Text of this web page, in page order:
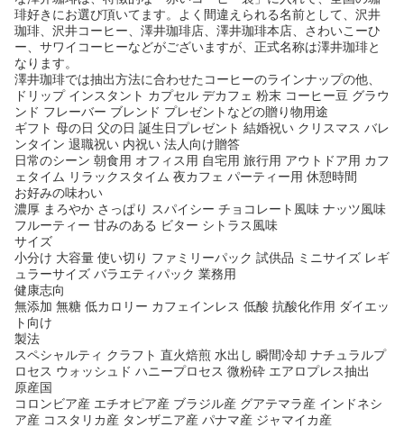
琲好きにお選び頂いてます。よく間違えられる名前として、沢井
珈琲、沢井コーヒー、澤井珈琲店、澤井珈琲本店、さわいこーひ
ー、サワイコーヒーなどがございますが、正式名称は澤井珈琲と
なります。
澤井珈琲では抽出方法に合わせたコーヒーのラインナップの他、
ドリップ インスタント カプセル デカフェ 粉末 コーヒー豆 グラウ
ンド フレーバー ブレンド プレゼントなどの贈り物用途
ギフト 母の日 父の日 誕生日プレゼント 結婚祝い クリスマス バレ
ンタイン 退職祝い 内祝い 法人向け贈答
日常のシーン 朝食用 オフィス用 自宅用 旅行用 アウトドア用 カフ
ェタイム リラックスタイム 夜カフェ パーティー用 休憩時間
お好みの味わい
濃厚 まろやか さっぱり スパイシー チョコレート風味 ナッツ風味
フルーティー 甘みのある ビター シトラス風味
サイズ
小分け 大容量 使い切り ファミリーパック 試供品 ミニサイズ レギ
ュラーサイズ バラエティパック 業務用
健康志向
無添加 無糖 低カロリー カフェインレス 低酸 抗酸化作用 ダイエッ
ト向け
製法
スペシャルティ クラフト 直火焙煎 水出し 瞬間冷却 ナチュラルプ
ロセス ウォッシュド ハニープロセス 微粉砕 エアロプレス抽出
原産国
コロンビア産 エチオピア産 ブラジル産 グアテマラ産 インドネシ
ア産 コスタリカ産 タンザニア産 パナマ産 ジャマイカ産